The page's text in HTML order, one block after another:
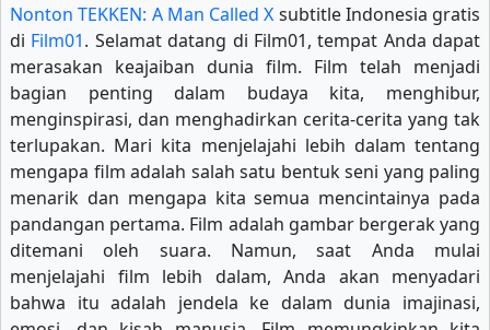
Nonton TEKKEN: A Man Called X subtitle Indonesia gratis
di Film01. Selamat datang di Film01, tempat Anda dapat
merasakan keajaiban dunia film. Film telah menjadi
bagian penting dalam budaya kita, menghibur,
menginspirasi, dan menghadirkan cerita-cerita yang tak
terlupakan. Mari kita menjelajahi lebih dalam tentang
mengapa film adalah salah satu bentuk seni yang paling
menarik dan mengapa kita semua mencintainya pada
pandangan pertama. Film adalah gambar bergerak yang
ditemani oleh suara. Namun, saat Anda mulai
menjelajahi film lebih dalam, Anda akan menyadari
bahwa itu adalah jendela ke dalam dunia imajinasi,